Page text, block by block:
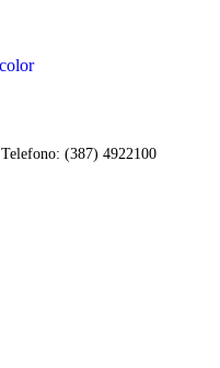
Telefono: (387) 4922100